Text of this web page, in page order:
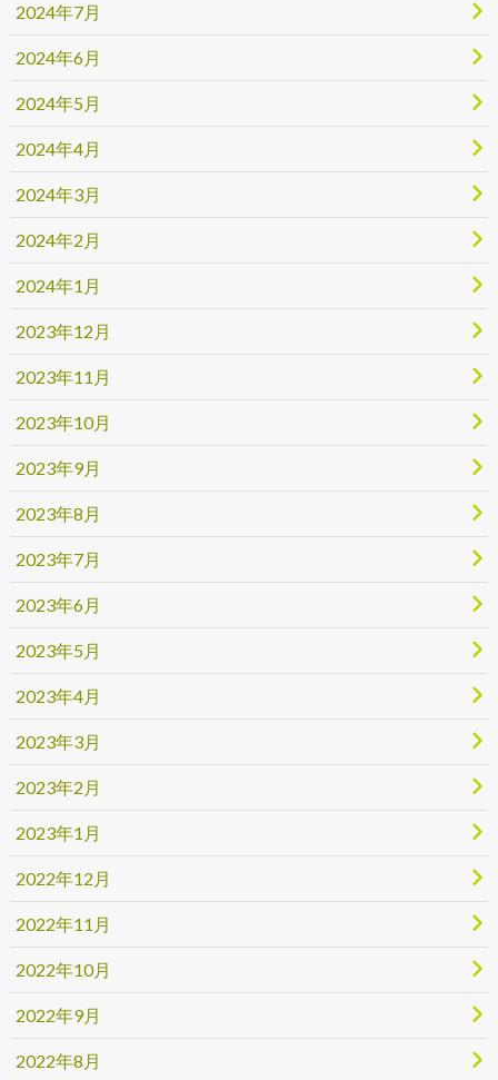
2024年7月
2024年6月
2024年5月
2024年4月
2024年3月
2024年2月
2024年1月
2023年12月
2023年11月
2023年10月
2023年9月
2023年8月
2023年7月
2023年6月
2023年5月
2023年4月
2023年3月
2023年2月
2023年1月
2022年12月
2022年11月
2022年10月
2022年9月
2022年8月